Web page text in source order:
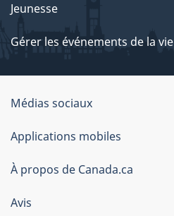
Jeunesse
Gérer les événements de la vie
Organisation
du
gouvernement
du
Canada
Médias sociaux
Applications mobiles
À propos de Canada.ca
Avis